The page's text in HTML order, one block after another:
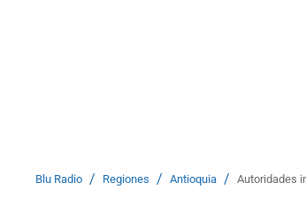
Blu Radio / Regiones / Antioquia / Autoridades